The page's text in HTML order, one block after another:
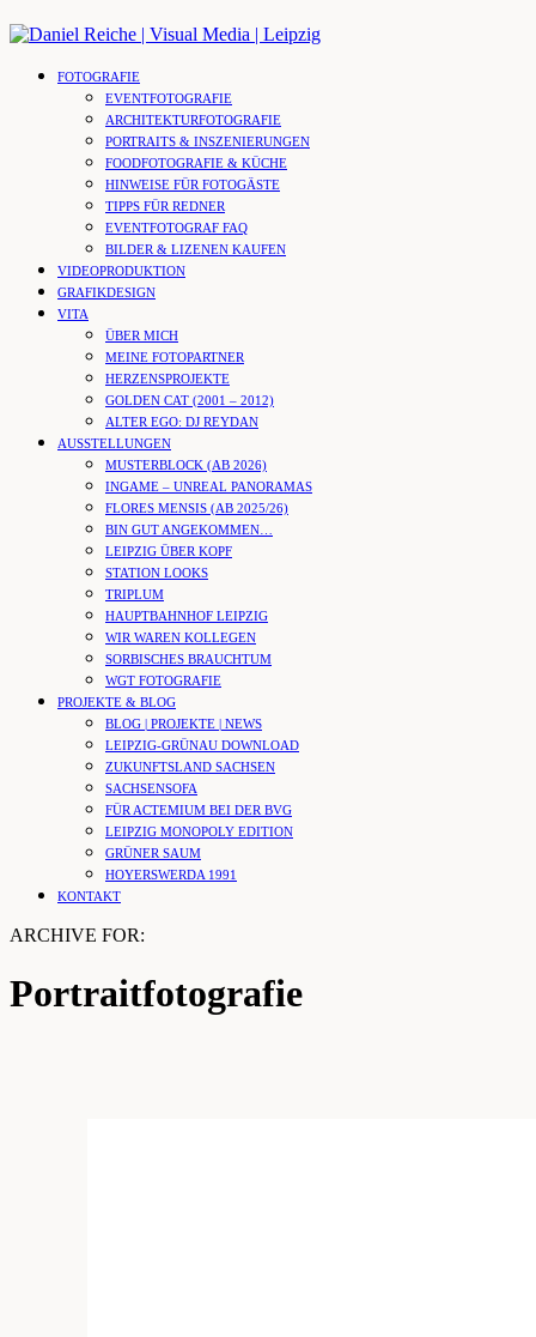
Skip
contentFOTOGRAFIE
EVENTFOTOGRAFIE
ARCHITEKTURFOTOGRAFIE
PORTRAITS & INSZENIERUNGEN
FOODFOTOGRAFIE & KÜCHE
HINWEISE FÜR FOTOGÄSTE
TIPPS FÜR REDNER
EVENTFOTOGRAF FAQ
BILDER & LIZENEN KAUFEN
VIDEOPRODUKTION
GRAFIKDESIGN
VITA
ÜBER MICH
MEINE FOTOPARTNER
HERZENSPROJEKTE
GOLDEN CAT (2001 – 2012)
ALTER EGO: DJ REYDAN
AUSSTELLUNGEN
MUSTERBLOCK (AB 2026)
INGAME – UNREAL PANORAMAS
FLORES MENSIS (AB 2025/26)
BIN GUT ANGEKOMMEN…
LEIPZIG ÜBER KOPF
STATION LOOKS
TRIPLUM
HAUPTBAHNHOF LEIPZIG
WIR WAREN KOLLEGEN
SORBISCHES BRAUCHTUM
WGT FOTOGRAFIE
PROJEKTE & BLOG
BLOG | PROJEKTE | NEWS
LEIPZIG-GRÜNAU DOWNLOAD
ZUKUNFTSLAND SACHSEN
SACHSENSOFA
FÜR ACTEMIUM BEI DER BVG
LEIPZIG MONOPOLY EDITION
GRÜNER SAUM
HOYERSWERDA 1991
KONTAKT
ARCHIVE FOR:
Portraitfotografie